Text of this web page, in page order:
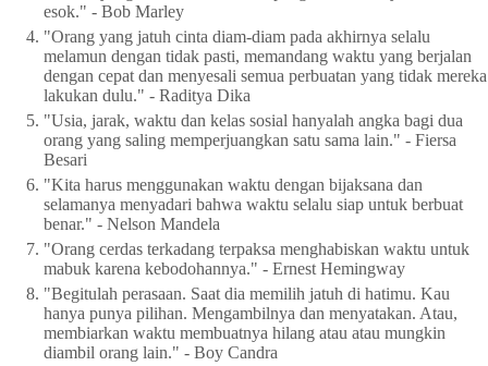
esok." - Bob Marley
"Orang yang jatuh cinta diam-diam pada akhirnya selalu
melamun dengan tidak pasti, memandang waktu yang berjalan
dengan cepat dan menyesali semua perbuatan yang tidak mereka
lakukan dulu." - Raditya Dika
"Usia, jarak, waktu dan kelas sosial hanyalah angka bagi dua
orang yang saling memperjuangkan satu sama lain." - Fiersa
Besari
"Kita harus menggunakan waktu dengan bijaksana dan
selamanya menyadari bahwa waktu selalu siap untuk berbuat
benar." - Nelson Mandela
"Orang cerdas terkadang terpaksa menghabiskan waktu untuk
mabuk karena kebodohannya." - Ernest Hemingway
"Begitulah perasaan. Saat dia memilih jatuh di hatimu. Kau
hanya punya pilihan. Mengambilnya dan menyatakan. Atau,
membiarkan waktu membuatnya hilang atau atau mungkin
diambil orang lain." - Boy Candra